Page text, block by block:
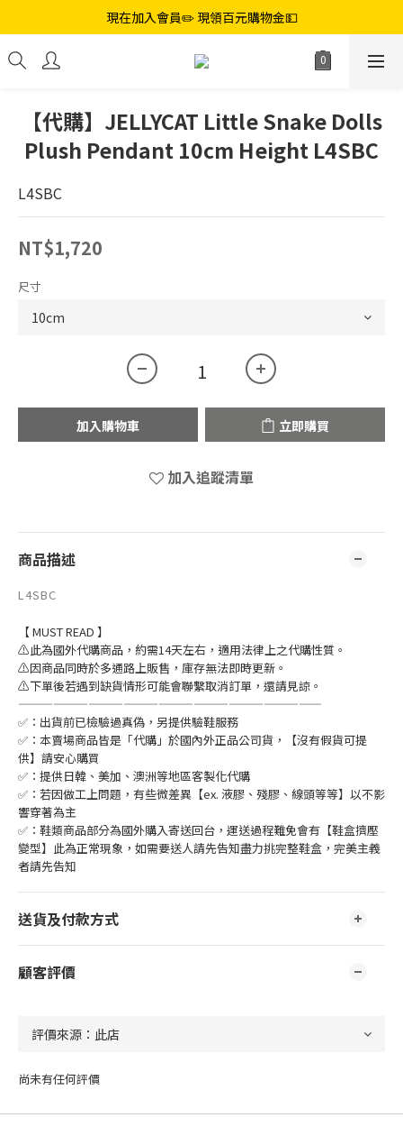
現在加入會員✏️ 現領百元購物金💵
【代購】JELLYCAT Little Snake Dolls
Plush Pendant 10cm Height L4SBC
L4SBC
NT$1,720
尺寸
加入購物車 立即購買
加入追蹤清單
商品描述
L4SBC
【 MUST READ 】
⚠此為國外代購商品，約需14天左右，適用法律上之代購性質。
⚠因商品同時於多通路上販售，庫存無法即時更新。
⚠下單後若遇到缺貨情形可能會聯繫取消訂單，還請見諒。
——————————————————————————
✅：出貨前已檢驗過真偽，另提供驗鞋服務
✅：本賣場商品皆是「代購」於國內外正品公司貨，【沒有假貨可提
供】請安心購買
✅：提供日韓、美加、澳洲等地區客製化代購
✅：若因做工上問題，有些微差異【ex. 液膠、殘膠、線頭等等】以不影
響穿著為主
✅：鞋類商品部分為國外購入寄送回台，運送過程難免會有【鞋盒擠壓
變型】此為正常現象，如需要送人請先告知盡力挑完整鞋盒，完美主義
者請先告知
送貨及付款方式
顧客評價
尚未有任何評價